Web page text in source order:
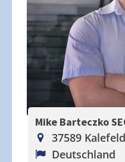
Mike Barteczko
37589 Kalefeld
Deutschland